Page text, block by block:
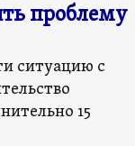
проблему
ситуацию с
15